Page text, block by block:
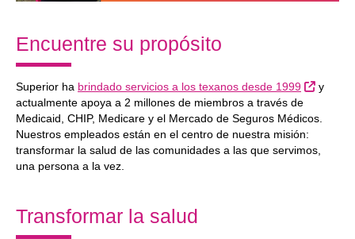
Encuentre su propósito
Superior ha brindado servicios a los texanos desde 1999 Sitio
y
actualmente apoya a 2 millones de miembros a través de
Medicaid, CHIP, Medicare y el Mercado de Seguros Médicos.
Nuestros empleados están en el centro de nuestra misión:
transformar la salud de las comunidades a las que servimos,
una persona a la vez.
Transformar la salud